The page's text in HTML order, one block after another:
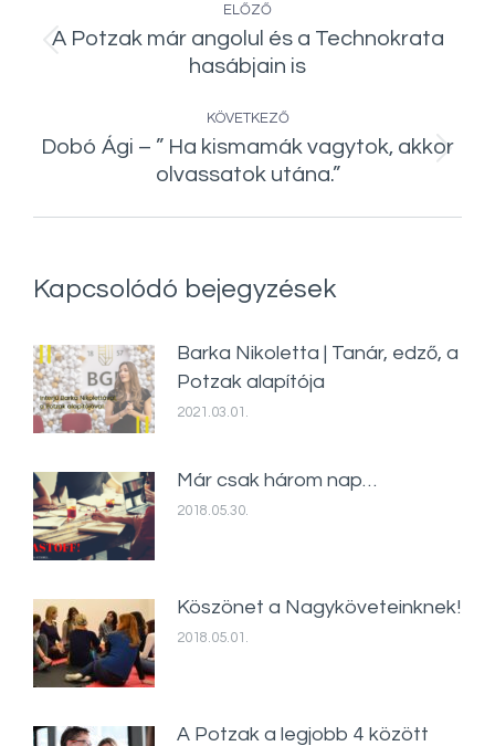
navigation
ELŐZŐ
Előző
bejegyzés:
A Potzak már angolul és a Technokrata
hasábjain is
KÖVETKEZŐ
Következő
Dobó Ági – ” Ha kismamák vagytok, akkor
olvassatok utána.”
Kapcsolódó bejegyzések
Barka Nikoletta | Tanár, edző, a
Potzak alapítója
2021.03.01.
Már csak három nap…
2018.05.30.
Köszönet a Nagyköveteinknek!
2018.05.01.
A Potzak a legjobb 4 között